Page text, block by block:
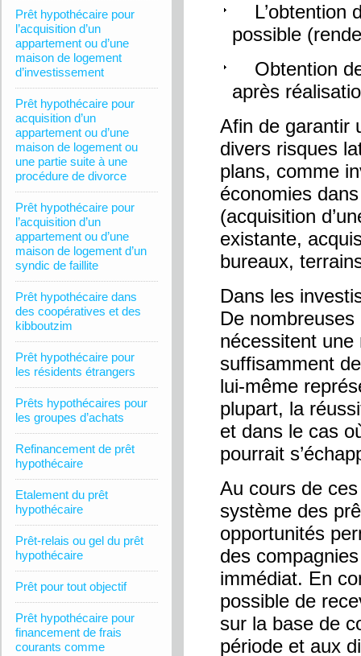
Prêt hypothécaire pour
l’acquisition d’un
appartement ou d’une
maison de logement
d’investissement
Prêt hypothécaire pour
acquisition d’un
appartement ou d’une
maison de logement ou
une partie suite à une
procédure de divorce
Prêt hypothécaire pour
l’acquisition d’un
appartement ou d’une
maison de logement d’un
syndic de faillite
Prêt hypothécaire dans
des coopératives et des
kibboutzim
Prêt hypothécaire pour
les résidents étrangers
Prêts hypothécaires pour
les groupes d’achats
Refinancement de prêt
hypothécaire
Etalement du prêt
hypothécaire
Prêt-relais ou gel du prêt
hypothécaire
Prêt pour tout objectif
Prêt hypothécaire pour
financement de frais
courants comme
L’obtention
possible
Obtention
après
Afin de garantir
divers risques
plans, comme
économies
(acquisition
existante,
bureaux,
Dans les
De
nécessitent une
suffisamment
lui-même
plupart, la
et dans le cas
pourrait
Au cours de
système des
opportunités
des
immédiat. En
possible de
sur la base de
période et aux